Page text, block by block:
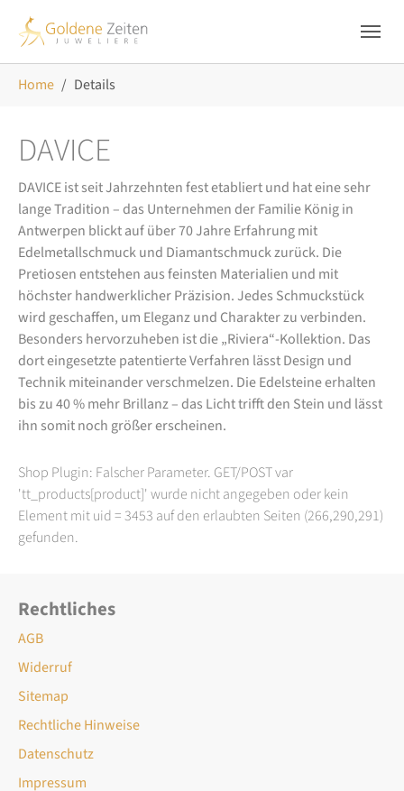
Home Details
DAVICE
DAVICE ist seit Jahrzehnten fest etabliert und hat eine sehr
lange Tradition – das Unternehmen der Familie König in
Antwerpen blickt auf über 70 Jahre Erfahrung mit
Edelmetallschmuck und Diamantschmuck zurück. Die
Pretiosen entstehen aus feinsten Materialien und mit
höchster handwerklicher Präzision. Jedes Schmuckstück
wird geschaffen, um Eleganz und Charakter zu verbinden.
Besonders hervorzuheben ist die „Riviera“-Kollektion. Das
dort eingesetzte patentierte Verfahren lässt Design und
Technik miteinander verschmelzen. Die Edelsteine erhalten
bis zu 40 % mehr Brillanz – das Licht trifft den Stein und lässt
ihn somit noch größer erscheinen.
Shop Plugin: Falscher Parameter. GET/POST var
'tt_products[product]' wurde nicht angegeben oder kein
Element mit uid = 3453 auf den erlaubten Seiten (266,290,291)
gefunden.
Rechtliches
AGB
Widerruf
Sitemap
Rechtliche Hinweise
Datenschutz
Impressum